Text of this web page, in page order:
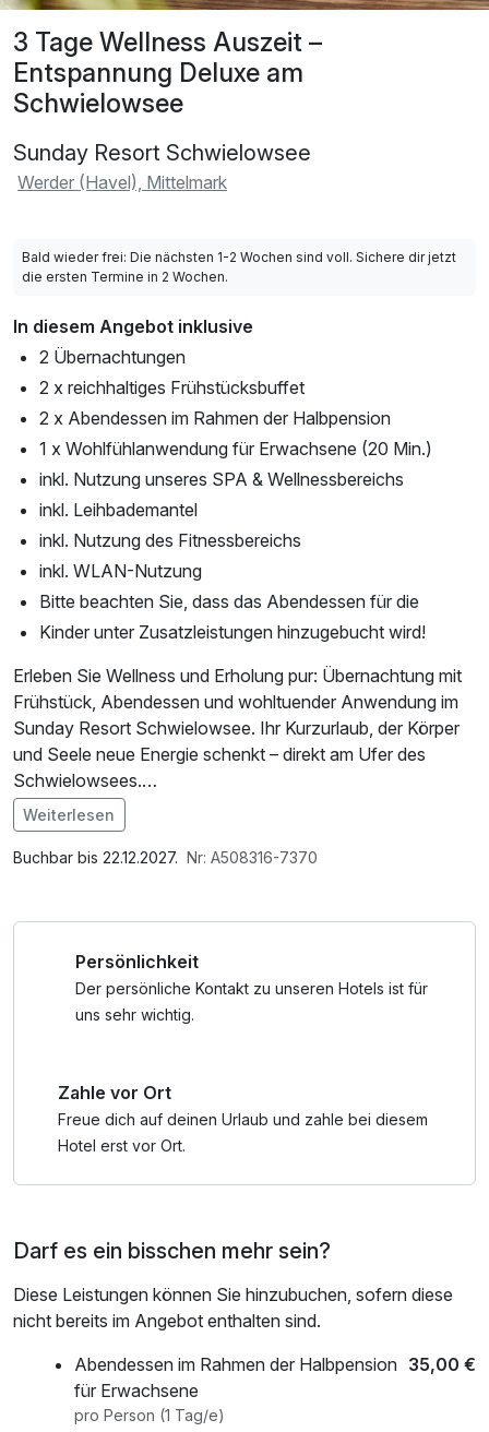
3 Tage Wellness Auszeit –
Entspannung Deluxe am
Schwielowsee
Sunday Resort Schwielowsee
Werder (Havel), Mittelmark
Bald wieder frei: Die nächsten 1-2 Wochen sind voll. Sichere dir jetzt
die ersten Termine in 2 Wochen.
In diesem Angebot inklusive
2 Übernachtungen
2 x reichhaltiges Frühstücksbuffet
2 x Abendessen im Rahmen der Halbpension
1 x Wohlfühlanwendung für Erwachsene (20 Min.)
inkl. Nutzung unseres SPA & Wellnessbereichs
inkl. Leihbademantel
inkl. Nutzung des Fitnessbereichs
inkl. WLAN-Nutzung
Bitte beachten Sie, dass das Abendessen für die
Kinder unter Zusatzleistungen hinzugebucht wird!
Erleben Sie Wellness und Erholung pur: Übernachtung mit
Frühstück, Abendessen und wohltuender Anwendung im
Sunday Resort Schwielowsee. Ihr Kurzurlaub, der Körper
und Seele neue Energie schenkt – direkt am Ufer des
Schwielowsees.
* Bitte wählen Sie aus folgenden drei
Wohlfühlanwendungen und vereinbaren vor Anreise einen
- kräftigende Körperpackung (20 Minuten)
Weitere Wellnessleistungen können gern dazu gebucht
werden.
Im Angebot enthalten
Saunabenutzung, Leihbademantel, Nutzung des
Weiterlesen
Buchbar bis 22.12.2027. Nr: A508316-7370
Persönlichkeit
Der persönliche Kontakt zu unseren Hotels ist für
uns sehr wichtig.
Zahle vor Ort
Freue dich auf deinen Urlaub und zahle bei diesem
Hotel erst vor Ort.
Darf es ein bisschen mehr sein?
Diese Leistungen können Sie hinzubuchen, sofern diese
nicht bereits im Angebot enthalten sind.
Abendessen im Rahmen der Halbpension
für Erwachsene
35,00 €
pro Person (1 Tag/e)